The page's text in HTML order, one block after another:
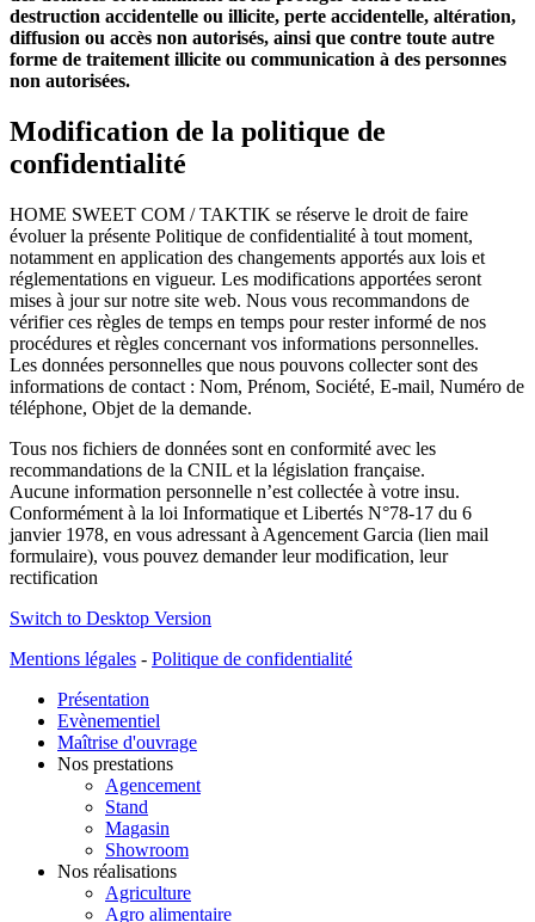
destruction accidentelle ou illicite, perte accidentelle, altération,
diffusion ou accès non autorisés, ainsi que contre toute autre
forme de traitement illicite ou communication à des personnes
non autorisées.
Modification de la politique de
confidentialité
HOME SWEET COM / TAKTIK se réserve le droit de faire
évoluer la présente Politique de confidentialité à tout moment,
notamment en application des changements apportés aux lois et
réglementations en vigueur. Les modifications apportées seront
mises à jour sur notre site web. Nous vous recommandons de
vérifier ces règles de temps en temps pour rester informé de nos
procédures et règles concernant vos informations personnelles.
Les données personnelles que nous pouvons collecter sont des
informations de contact : Nom, Prénom, Société, E-mail, Numéro de
téléphone, Objet de la demande.
Tous nos fichiers de données sont en conformité avec les
recommandations de la CNIL et la législation française.
Aucune information personnelle n’est collectée à votre insu.
Conformément à la loi Informatique et Libertés N°78-17 du 6
janvier 1978, en vous adressant à Agencement Garcia (lien mail
formulaire), vous pouvez demander leur modification, leur
rectification
Switch to Desktop Version
Mentions légales - Politique de confidentialité
Présentation
Evènementiel
Maîtrise d'ouvrage
Nos prestations
Agencement
Stand
Magasin
Showroom
Nos réalisations
Agriculture
Agro alimentaire